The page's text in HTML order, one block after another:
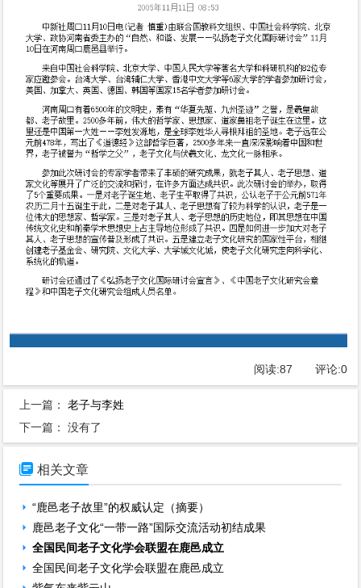
阅读:87 评论:0
上一篇：老子与李姓
下一篇： 没有了
 相关文章
“鹿邑老子故里”的权威认定（摘要）
鹿邑老子文化“一带一路”国际交流活动初结成果
全国民间老子文化学会联盟在鹿邑成立
全国民间老子文化学会联盟在鹿邑成立